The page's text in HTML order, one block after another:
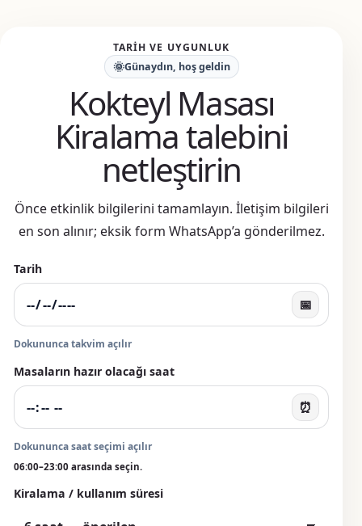
TARIH VE UYGUNLUK
🌞Günaydın, hoş geldin
Kokteyl Masası
Kiralama talebini
netleştirin
Önce etkinlik bilgilerini tamamlayın. İletişim bilgileri
en son alınır; eksik form WhatsApp’a gönderilmez.
Tarih
📅
Dokununca takvim açılır
Masaların hazır olacağı saat
⏰
Dokununca saat seçimi açılır
06:00–23:00 arasında seçin.
Kiralama / kullanım süresi